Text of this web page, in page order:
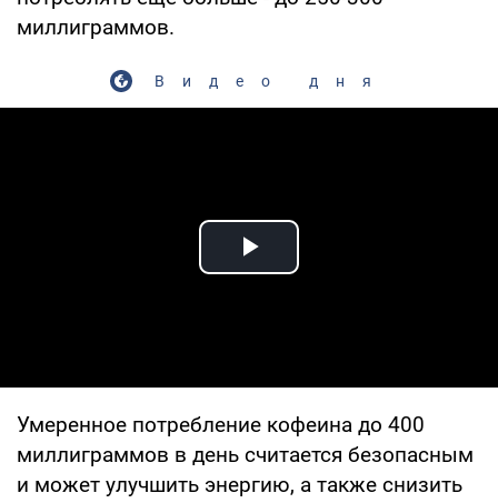
миллиграммов.
Видео дня
Play Video
Умеренное потребление кофеина до 400
миллиграммов в день считается безопасным
и может улучшить энергию, а также снизить